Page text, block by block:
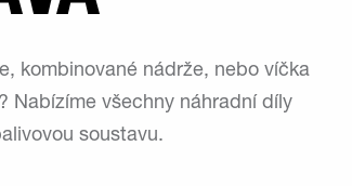
kombinované nádrže, nebo víčka
Nabízíme všechny náhradní díly
soustavu.